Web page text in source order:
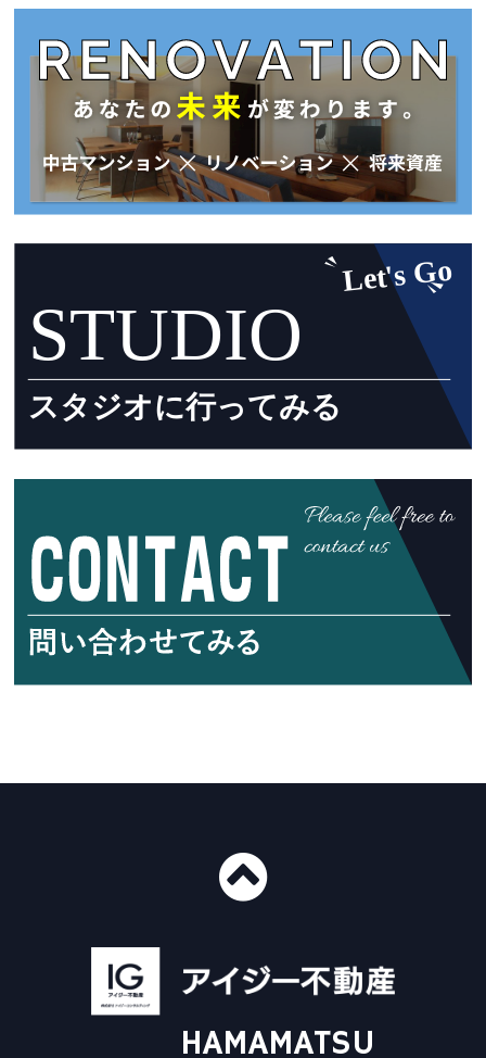
■免許番号
建設業許可 国土交通大臣許可（般-4）第20412号
宅地建物取引業 国土交通大臣（3）第8168号
HAMAMATSU